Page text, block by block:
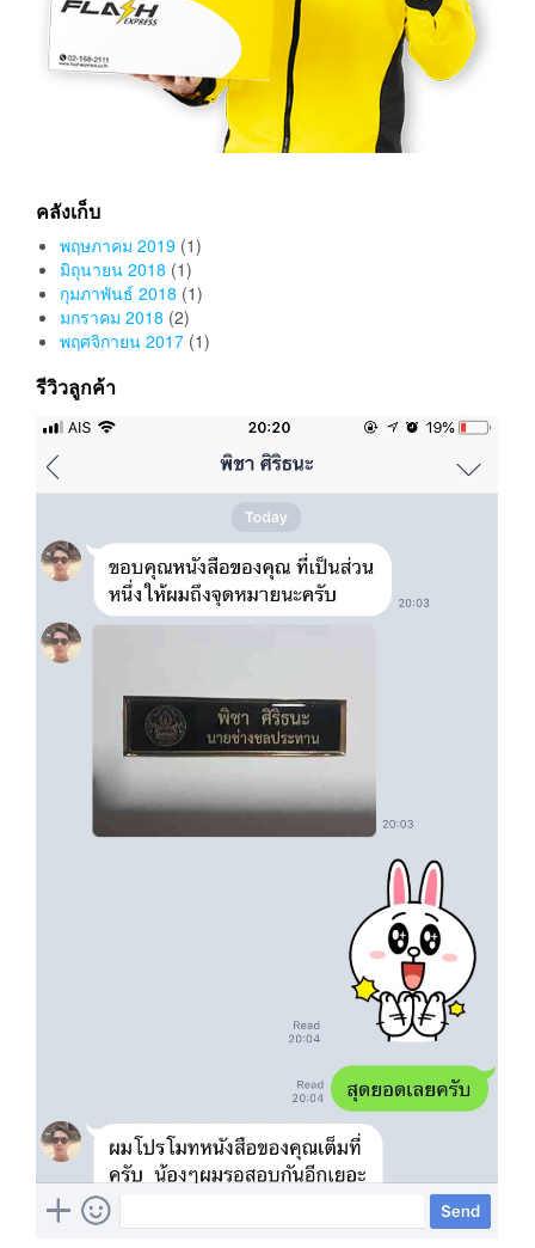
คลังเก็บ
พฤษภาคม 2019 (1)
มิถุนายน 2018 (1)
กุมภาพันธ์ 2018 (1)
มกราคม 2018 (2)
พฤศจิกายน 2017 (1)
รีวิวลูกค้า